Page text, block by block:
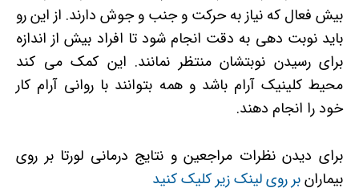
بیش فعال که نیاز به حرکت و جنب و جوش دارند. از این رو
باید نوبت دهی به دقت انجام شود تا افراد بیش از اندازه
برای رسیدن نوبتشان منتظر نمانند. این کمک می کند
محیط کلینیک آرام باشد و همه بتوانند با روانی آرام کار
خود را انجام دهند.
برای دیدن نظرات مراجعین و نتایج درمانی لورتا بر روی
بیمارانبر روی لینک زیر کلیک کنید